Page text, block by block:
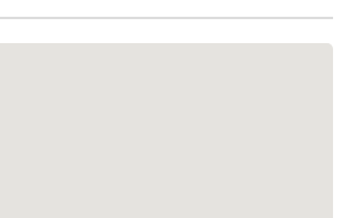
นกลางใช้พลังงานแสงอาทิตย์